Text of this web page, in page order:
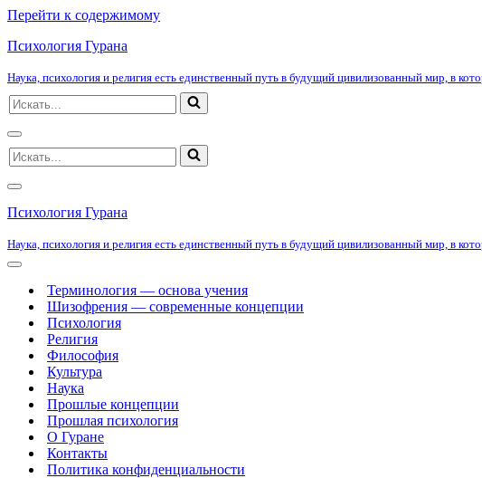
Перейти к содержимому
Психология Гурана
Наука, психология и религия есть единственный путь в будущий цивилизованный мир, в
Искать...
Меню
навигации
Искать...
Меню
навигации
Психология Гурана
Наука, психология и религия есть единственный путь в будущий цивилизованный мир, в
Меню
навигацииТерминология — основа учения
Шизофрения — современные концепции
Психология
Религия
Философия
Культура
Наука
Прошлые концепции
Прошлая психология
О Гуране
Контакты
Политика конфиденциальности